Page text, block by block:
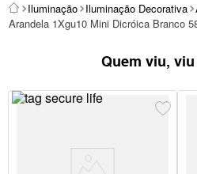
Iluminação Iluminação Decorativa
Arandela 1Xgu10 Mini Dicróica Branco
Quem viu,